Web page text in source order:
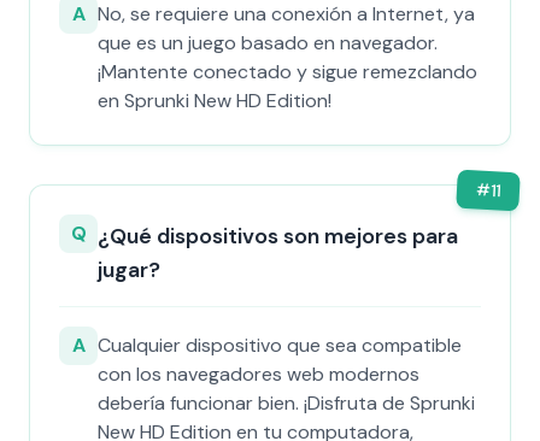
A No, se requiere una conexión a Internet, ya
que es un juego basado en navegador.
¡Mantente conectado y sigue remezclando
en Sprunki New HD Edition!
#11
Q ¿Qué dispositivos son mejores para
jugar?
A Cualquier dispositivo que sea compatible
con los navegadores web modernos
debería funcionar bien. ¡Disfruta de Sprunki
New HD Edition en tu computadora,